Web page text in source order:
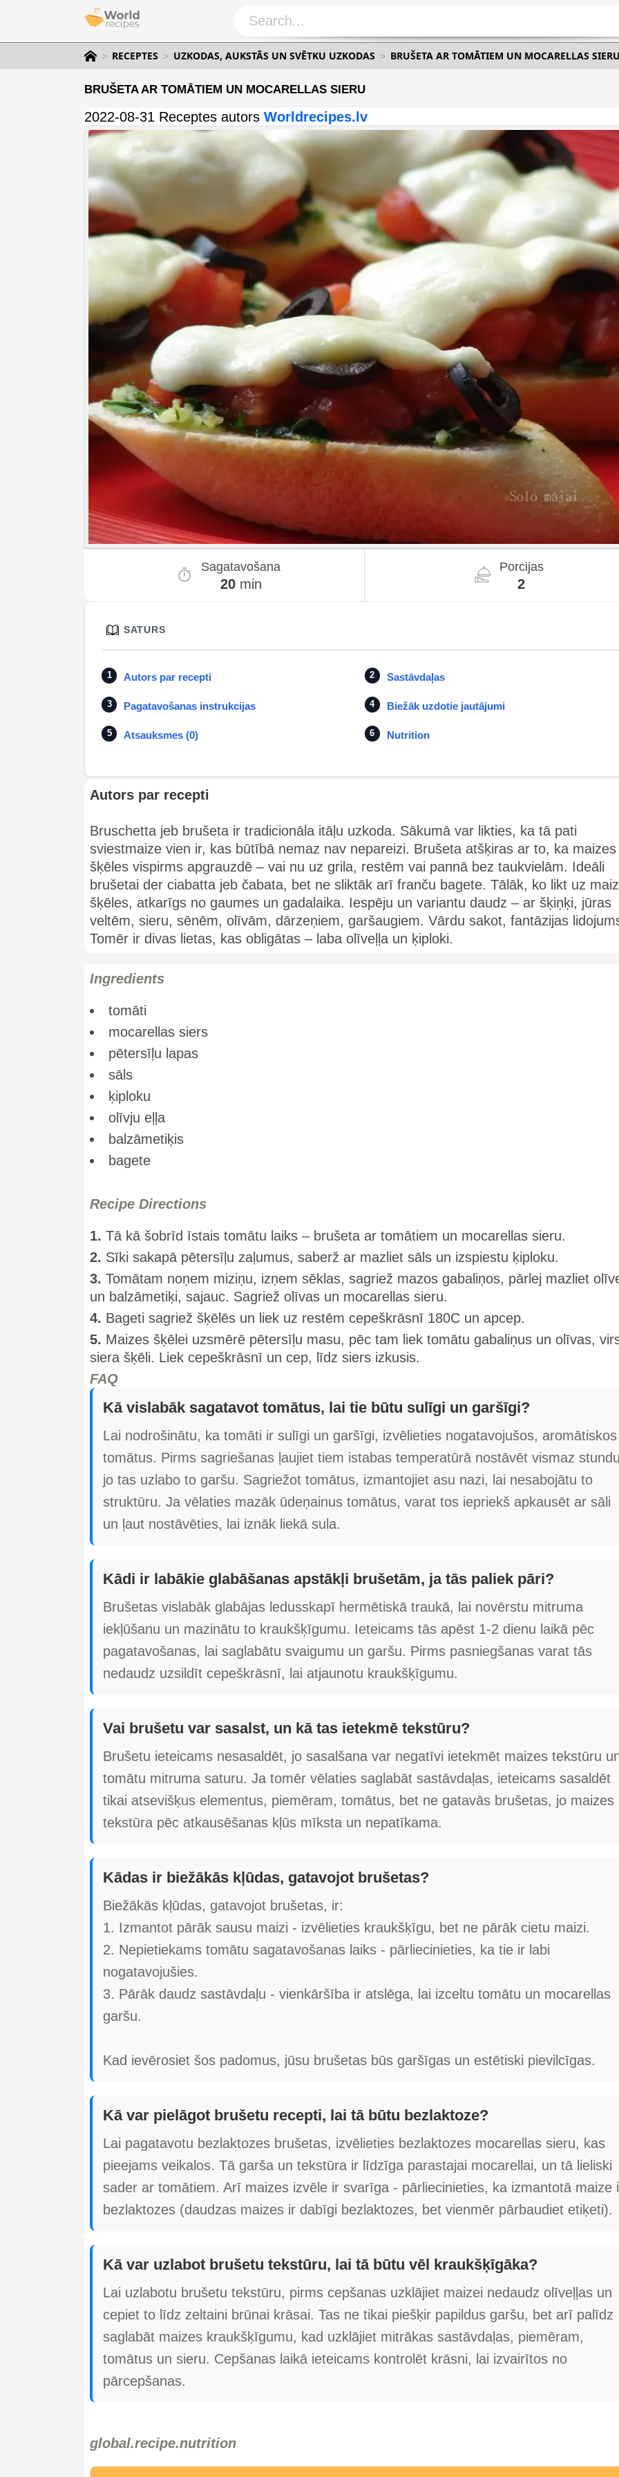
RECEPTES UZKODAS, AUKSTĀS UN SVĒTKU UZKODAS BRUŠETA AR TOMĀTIEM UN MOCARELLAS
BRUŠETA AR TOMĀTIEM UN MOCARELLAS SIERU
2022-08-31 Receptes autors Worldrecipes.lv
Sagatavošana
20min
Porcijas
2
SATURS
Autors par recepti Sastāvdaļas
Pagatavošanas instrukcijas Biežāk uzdotie jautājumi
Atsauksmes (0) Nutrition
Autors par recepti
Bruschetta jeb brušeta ir tradicionāla itāļu uzkoda. Sākumā var likties, ka tā pati
sviestmaize vien ir, kas būtībā nemaz nav nepareizi. Brušeta atšķiras ar to, ka maizes
šķēles vispirms apgrauzdē – vai nu uz grila, restēm vai pannā bez taukvielām. Ideāli
brušetai der ciabatta jeb čabata, bet ne sliktāk arī franču bagete. Tālāk, ko likt uz
šķēles, atkarīgs no gaumes un gadalaika. Iespēju un variantu daudz – ar šķiņķi, jūras
veltēm, sieru, sēnēm, olīvām, dārzeņiem, garšaugiem. Vārdu sakot, fantāzijas
Tomēr ir divas lietas, kas obligātas – laba olīveļļa un ķiploki.
Ingredients
tomāti
mocarellas siers
pētersīļu lapas
sāls
ķiploku
olīvju eļļa
balzāmetiķis
bagete
Recipe Directions
1. Tā kā šobrīd īstais tomātu laiks – brušeta ar tomātiem un mocarellas sieru.
2. Sīki sakapā pētersīļu zaļumus, saberž ar mazliet sāls un izspiestu ķiploku.
3. Tomātam noņem miziņu, izņem sēklas, sagriež mazos gabaliņos, pārlej mazliet
un balzāmetiķi, sajauc. Sagriež olīvas un mocarellas sieru.
4. Bageti sagriež šķēlēs un liek uz restēm cepeškrāsnī 180C un apcep.
5. Maizes šķēlei uzsmērē pētersīļu masu, pēc tam liek tomātu gabaliņus un olīvas,
siera šķēli. Liek cepeškrāsnī un cep, līdz siers izkusis.
FAQ
Kā vislabāk sagatavot tomātus, lai tie būtu sulīgi un garšīgi?
Lai nodrošinātu, ka tomāti ir sulīgi un garšīgi, izvēlieties nogatavojušos, aromātiskos
tomātus. Pirms sagriešanas ļaujiet tiem istabas temperatūrā nostāvēt vismaz
jo tas uzlabo to garšu. Sagriežot tomātus, izmantojiet asu nazi, lai nesabojātu to
struktūru. Ja vēlaties mazāk ūdeņainus tomātus, varat tos iepriekš apkausēt ar sāli
un ļaut nostāvēties, lai iznāk liekā sula.
Kādi ir labākie glabāšanas apstākļi brušetām, ja tās paliek pāri?
Brušetas vislabāk glabājas ledusskapī hermētiskā traukā, lai novērstu mitruma
iekļūšanu un mazinātu to kraukšķīgumu. Ieteicams tās apēst 1-2 dienu laikā pēc
pagatavošanas, lai saglabātu svaigumu un garšu. Pirms pasniegšanas varat tās
nedaudz uzsildīt cepeškrāsnī, lai atjaunotu kraukšķīgumu.
Vai brušetu var sasalst, un kā tas ietekmē tekstūru?
Brušetu ieteicams nesasaldēt, jo sasalšana var negatīvi ietekmēt maizes tekstūru
tomātu mitruma saturu. Ja tomēr vēlaties saglabāt sastāvdaļas, ieteicams sasaldēt
tikai atsevišķus elementus, piemēram, tomātus, bet ne gatavās brušetas, jo maizes
tekstūra pēc atkausēšanas kļūs mīksta un nepatīkama.
Kādas ir biežākās kļūdas, gatavojot brušetas?
Biežākās kļūdas, gatavojot brušetas, ir:
1. Izmantot pārāk sausu maizi - izvēlieties kraukšķīgu, bet ne pārāk cietu maizi.
2. Nepietiekams tomātu sagatavošanas laiks - pārliecinieties, ka tie ir labi
nogatavojušies.
3. Pārāk daudz sastāvdaļu - vienkāršība ir atslēga, lai izceltu tomātu un mocarellas
garšu.
Kad ievērosiet šos padomus, jūsu brušetas būs garšīgas un estētiski pievilcīgas.
Kā var pielāgot brušetu recepti, lai tā būtu bezlaktoze?
Lai pagatavotu bezlaktozes brušetas, izvēlieties bezlaktozes mocarellas sieru, kas
pieejams veikalos. Tā garša un tekstūra ir līdzīga parastajai mocarellai, un tā lieliski
sader ar tomātiem. Arī maizes izvēle ir svarīga - pārliecinieties, ka izmantotā maize
bezlaktozes (daudzas maizes ir dabīgi bezlaktozes, bet vienmēr pārbaudiet etiķeti).
Kā var uzlabot brušetu tekstūru, lai tā būtu vēl kraukšķīgāka?
Lai uzlabotu brušetu tekstūru, pirms cepšanas uzklājiet maizei nedaudz olīveļļas un
cepiet to līdz zeltaini brūnai krāsai. Tas ne tikai piešķir papildus garšu, bet arī palīdz
saglabāt maizes kraukšķīgumu, kad uzklājiet mitrākas sastāvdaļas, piemēram,
tomātus un sieru. Cepšanas laikā ieteicams kontrolēt krāsni, lai izvairītos no
pārcepšanas.
global.recipe.nutrition